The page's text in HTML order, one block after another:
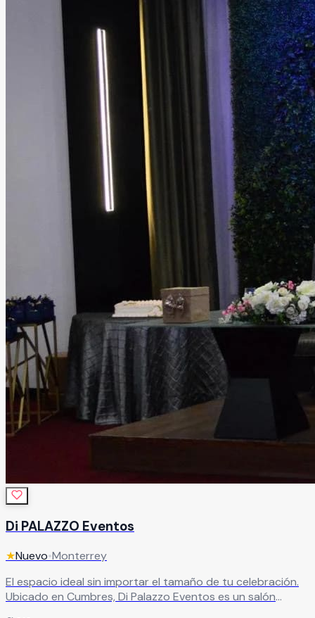
Di PALAZZO Eventos
★Nuevo•Monterrey
El espacio ideal sin importar el tamaño de tu celebración.
Ubicado en Cumbres, Di Palazzo Eventos es un salón